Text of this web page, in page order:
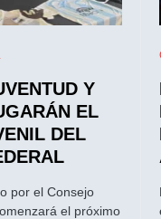
Y
EL
DEL
por el Consejo
el próximo